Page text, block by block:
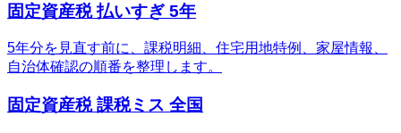
固定資産税 払いすぎ 5年
5年分を見直す前に、課税明細、住宅用地特例、家屋情報、
自治体確認の順番を整理します。
固定資産税 課税ミス 全国